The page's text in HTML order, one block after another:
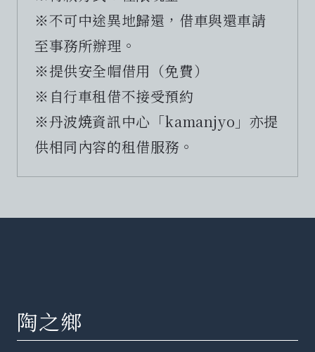
※不可中途異地歸還，借車與還車請
至事務所辦理。
※提供安全帽借用（免費）
※自行車租借不接受預約
※丹波焼資訊中心「kamanjyo」亦提
供相同內容的租借服務。
陶之鄉